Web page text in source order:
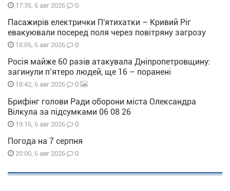
17:35, 6 авг 2026 0
Пасажирів електрички П'ятихатки – Кривий Ріг
евакуювали посеред поля через повітряну загрозу
18:05, 6 авг 2026 0
Росія майже 60 разів атакувала Дніпропетровщину:
загинули п’ятеро людей, ще 16 – поранені
18:42, 6 авг 2026 0
Брифінг голови Ради оборони міста Олександра
Вілкула за підсумками 06 08 26
19:15, 6 авг 2026 0
Погода на 7 серпня
20:00, 6 авг 2026 0